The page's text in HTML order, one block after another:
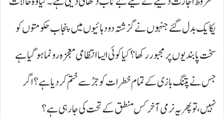
یکایک بدل گئے جنہوں نے گزشتہ دو دہائیوں میں پنجاب حکومتوں کو
سخت پابندیوں پر مجبور رکھا؟ کیا کوئی ایسا انتظامی معجزہ رونما ہو گیا ہے
جس نے پتنگ بازی کے تمام خطرات کو جڑ سے ختم کر دیا ہے؟ اگر
نہیں، تو پھر یہ نرمی آخر کس منطق کے تحت کی جا رہی ہے؟